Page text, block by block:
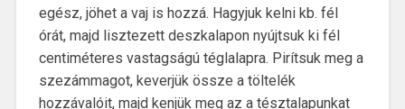
egész, jöhet a vaj is hozzá. Hagyjuk kelni kb. fél
órát, majd lisztezett deszkalapon nyújtsuk ki fél
centiméteres vastagságú téglalapra. Pirítsuk meg a
szezámmagot, keverjük össze a töltelék
hozzávalóit, majd kenjük meg az a tésztalapunkat